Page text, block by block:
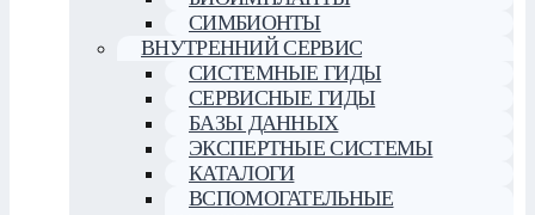
СИМБИОНТЫ
ВНУТРЕННИЙ СЕРВИС
СИСТЕМНЫЕ ГИДЫ
СЕРВИСНЫЕ ГИДЫ
БАЗЫ ДАННЫХ
ЭКСПЕРТНЫЕ СИСТЕМЫ
КАТАЛОГИ
ВСПОМОГАТЕЛЬНЫЕ